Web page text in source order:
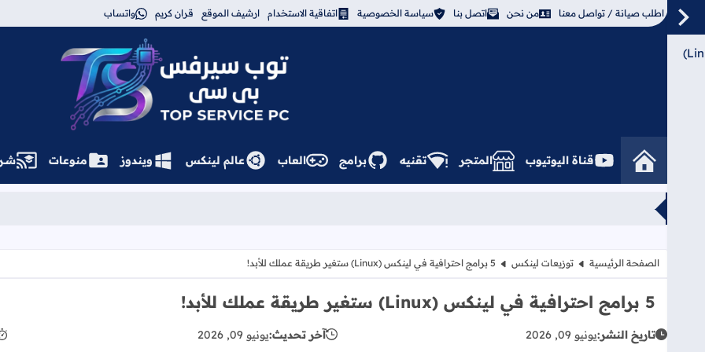
اطلب صيانة / تواصل معنا من نحن اتصل بنا سياسة الخصوصية اتفاقية الاستخدام ارشيف الموقع قران كريم واتساب
توب سيرفس
قناة اليوتيوب المتجر تقنيه برامج العاب عالم لينكس ويندوز منوعات
الصفحة الرئيسية توزيعات لينكس 5 برامج احترافية في لينكس (Linux) ستغير طريقة عملك للأبد!
5 برامج احترافية في لينكس (Linux) ستغير طريقة عملك للأبد!
تاريخ النشر:يونيو 09, 2026 آخر تحديث:يونيو 09, 2026
5 برامج احترافية في لينكس (Linux)